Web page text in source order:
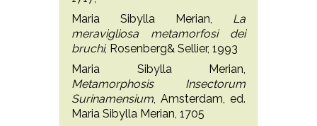
Maria Sibylla Merian, La
meravigliosa metamorfosi dei
bruchi, Rosenberg& Sellier, 1993
Maria Sibylla Merian,
Metamorphosis Insectorum
Surinamensium, Amsterdam, ed.
Maria Sibylla Merian, 1705